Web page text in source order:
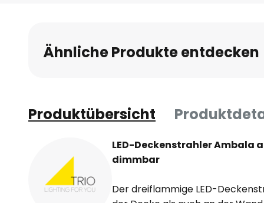
Bildgalerie
springen
Ähnliche Produkte entdecken
Produktübersicht
LED-Deckenstrahler Ambala
dimmbar
Der dreiflammige LED-